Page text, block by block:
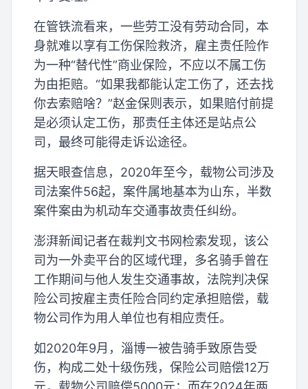
在管铁流看来，一些劳工没有劳动合同，本
身就难以享有工伤保险救济，雇主责任险作
为一种“替代性”商业保险，不应以不属工伤
为由拒赔。“如果我都能认定工伤了，还去找
你去索赔啥？”赵金保则表示，如果赔付前提
是必须认定工伤，那责任主体还是站点公
司，最终可能得走诉讼途径。
据天眼查信息，2020年至今，载物公司涉及
司法案件56起，案件属地基本为山东，半数
案件案由为机动车交通事故责任纠纷。
澎湃新闻记者在裁判文书网检索发现，该公
司为一外卖平台的区域代理，多名骑手曾在
工作期间与他人发生交通事故，法院判决保
险公司按雇主责任险合同约定承担赔偿，载
物公司作为用人单位也有相应责任。
如2020年9月，淄博一被告骑手致原告受
伤，构成二处十级伤残，保险公司赔偿12万